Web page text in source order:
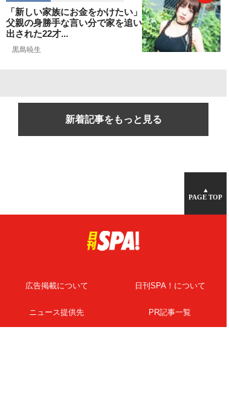
「新しい家族にお金をかけたい」
父親の身勝手な言い分で家を追い
出された22才...
黒島暁生
新着記事をもっと見る
▲
PAGE TOP
広告掲載について 日刊SPA！について
ニュース提供先 PR記事一覧